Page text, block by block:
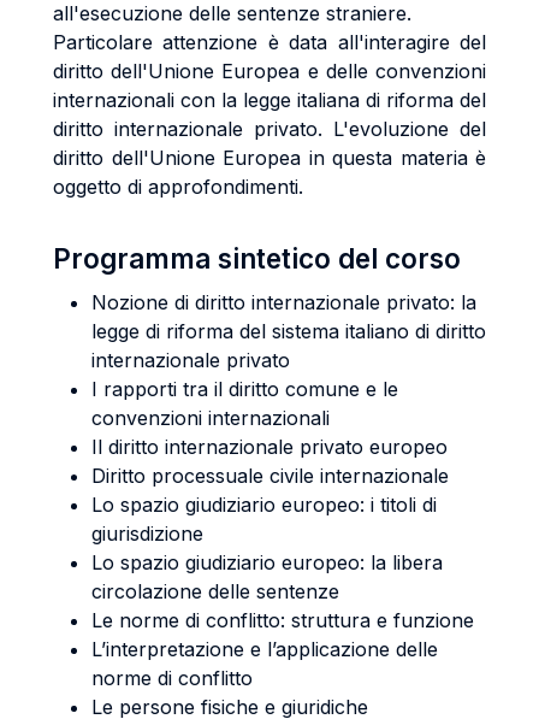
all'esecuzione delle sentenze straniere.
Particolare attenzione è data all'interagire del
diritto dell'Unione Europea e delle convenzioni
internazionali con la legge italiana di riforma del
diritto internazionale privato. L'evoluzione del
diritto dell'Unione Europea in questa materia è
oggetto di approfondimenti.
Programma sintetico del corso
Nozione di diritto internazionale privato: la
legge di riforma del sistema italiano di diritto
internazionale privato
I rapporti tra il diritto comune e le
convenzioni internazionali
Il diritto internazionale privato europeo
Diritto processuale civile internazionale
Lo spazio giudiziario europeo: i titoli di
giurisdizione
Lo spazio giudiziario europeo: la libera
circolazione delle sentenze
Le norme di conflitto: struttura e funzione
L’interpretazione e l’applicazione delle
norme di conflitto
Le persone fisiche e giuridiche